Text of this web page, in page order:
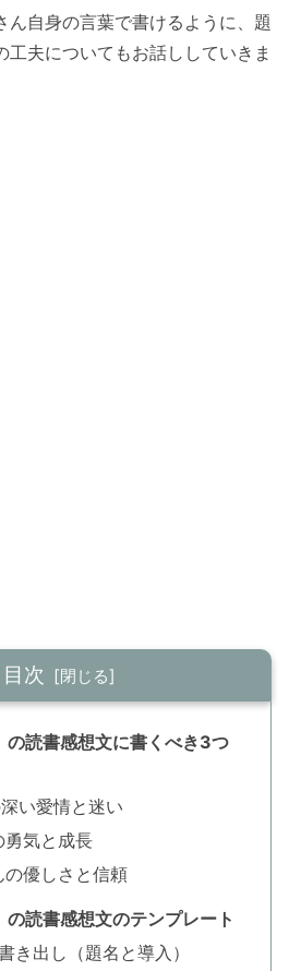
ん自身の言葉で書けるように、題
夫についてもお話ししていきま
目次
の読書感想文に書くべき3つ
い愛情と迷い
勇気と成長
優しさと信頼
の読書感想文のテンプレート
き出し（題名と導入）